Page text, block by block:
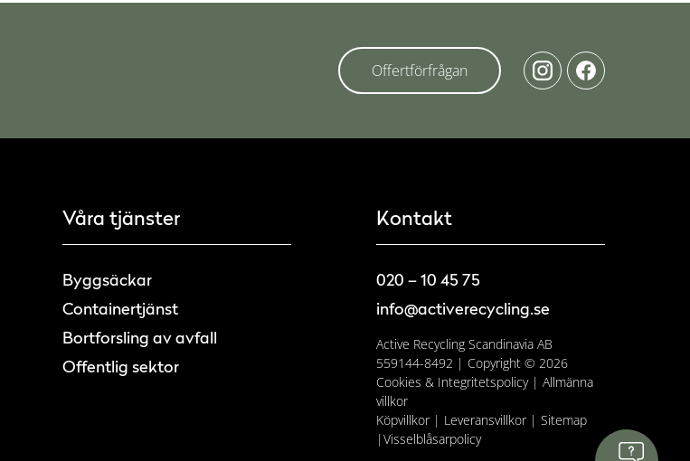
Offertförfrågan
Våra tjänster
Byggsäckar
Containertjänst
Bortforsling av avfall
Offentlig sektor
Kontakt
020 – 10 45 75
info@activerecycling.se
Active Recycling Scandinavia AB
559144-8492 | Copyright © 2026
Cookies & Integritetspolicy|Allmänna
villkor
Köpvillkor| Leveransvillkor|Sitemap
|Visselblåsarpolicy